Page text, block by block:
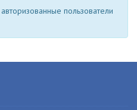
пользователи